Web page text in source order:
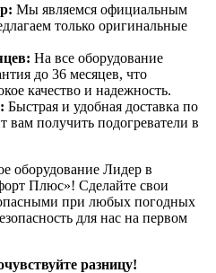
Мы являемся официальным
только оригинальные
На все оборудование
до 36 месяцев, что
качество и надежность.
Быстрая и удобная доставка по
вам получить подогреватели в
оборудование Лидер в
Плюс»! Сделайте свои
при любых погодных
для нас на первом
разницу!